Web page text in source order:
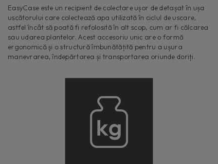
EasyCase este un recipient de colectare ușor de detașat în ușa
uscătorului care colectează apa utilizată în ciclul de uscare,
astfel încât să poată fi refolosită în alt scop, cum ar fi călcarea
sau udarea plantelor. Acest accesoriu unic are o formă
ergonomică și o structură îmbunătățită pentru a ușura
manevrarea, îndepărtarea și transportarea oriunde doriți.